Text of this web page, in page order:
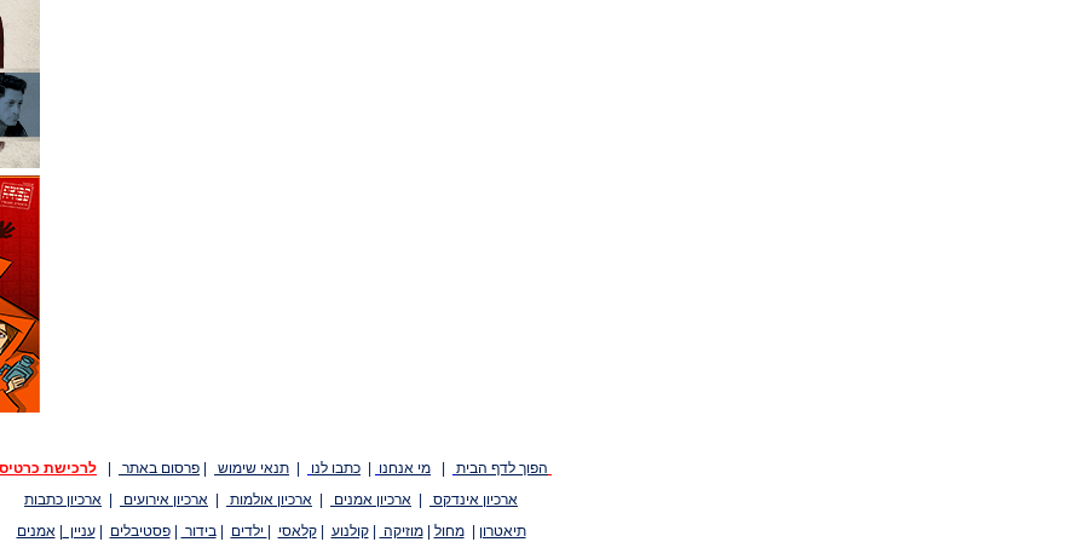
הפוך לדף הבית מי אנחנו כתבו לנו תנאי שימוש פרסום באתר
לרכישת
ארכיון אינדקס
ארכיון אמנים ארכיון אולמות ארכיון אירועים
ארכיון כתבות
תיאטרון
|מחול |מוזיקה |קולנוע |קלאסי ילדים |בידור |פסטיבלים |עניין |אמנים